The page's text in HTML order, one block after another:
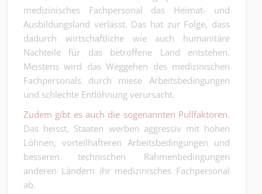
medizinisches Fachpersonal das Heimat- und
Ausbildungsland verlässt. Das hat zur Folge, dass
dadurch wirtschaftliche wie auch humanitäre
Nachteile für das betroffene Land entstehen.
Meistens wird das Weggehen des medizinischen
Fachpersonals durch miese Arbeitsbedingungen
und schlechte Entlöhnung verursacht.
Zudem gibt es auch die sogenannten Pullfaktoren.
Das heisst, Staaten werben aggressiv mit hohen
Löhnen, vorteilhafteren Arbeitsbedingungen und
besseren technischen Rahmenbedingungen
anderen Ländern ihr medizinisches Fachpersonal
ab.